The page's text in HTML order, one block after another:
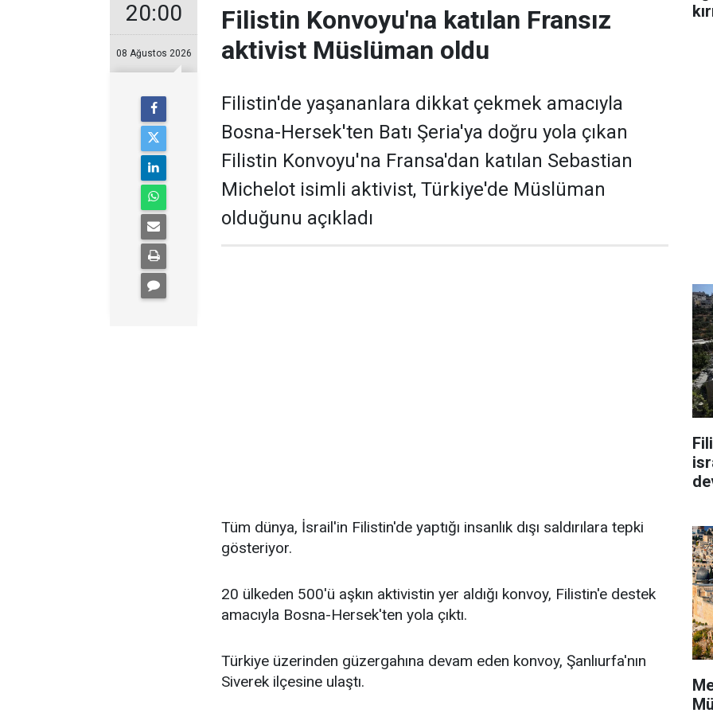
20:00
08 Ağustos 2026
Filistin Konvoyu'na katılan Fransız
aktivist Müslüman oldu
Filistin'de yaşananlara dikkat çekmek amacıyla
Bosna-Hersek'ten Batı Şeria'ya doğru yola çıkan
Filistin Konvoyu'na Fransa'dan katılan Sebastian
Michelot isimli aktivist, Türkiye'de Müslüman
olduğunu açıkladı
Tüm dünya, İsrail'in Filistin'de yaptığı insanlık dışı saldırılara tepki
gösteriyor.
20 ülkeden 500'ü aşkın aktivistin yer aldığı konvoy, Filistin'e destek
amacıyla Bosna-Hersek'ten yola çıktı.
Türkiye üzerinden güzergahına devam eden konvoy, Şanlıurfa'nın
Siverek ilçesine ulaştı.